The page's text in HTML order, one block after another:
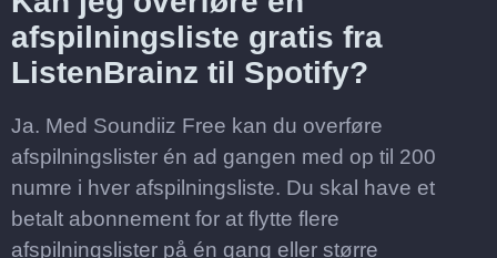
afspilningsliste gratis fra
ListenBrainz til Spotify?
Ja. Med Soundiiz Free kan du overføre
afspilningslister én ad gangen med op til 200
numre i hver afspilningsliste. Du skal have et
betalt abonnement for at flytte flere
afspilningslister på én gang eller større